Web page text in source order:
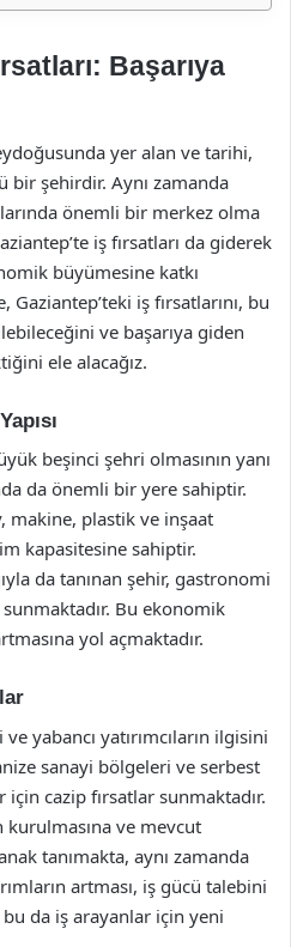
Başarıya
yer alan ve tarihi,
şehirdir. Aynı zamanda
önemli bir merkez olma
iş fırsatları da giderek
büyümesine katkı
iş fırsatlarını, bu
ve başarıya giden
ele alacağız.
beşinci şehri olmasının yanı
da önemli bir yere sahiptir.
makine, plastik ve inşaat
kapasitesine sahiptir.
da tanınan şehir, gastronomi
Bu ekonomik
yol açmaktadır.
yabancı yatırımcıların ilgisini
sanayi bölgeleri ve serbest
için cazip fırsatlar sunmaktadır.
ve mevcut
tanımakta, aynı zamanda
artması, iş gücü talebini
da iş arayanlar için yeni